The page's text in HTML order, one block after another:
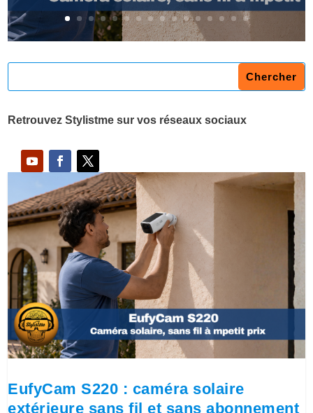
Retrouvez Stylistme sur vos réseaux sociaux
EufyCam S220 : caméra solaire
extérieure sans fil et sans abonnement